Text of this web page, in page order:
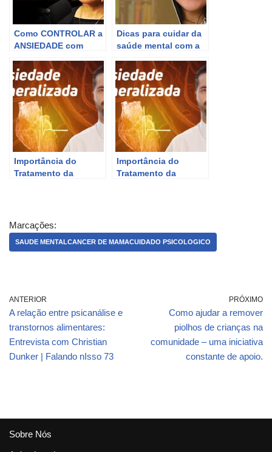
Como CONTROLAR a
ANSIEDADE com
PSICOLÓGICO | Dra.
Ana Beatriz Barbosa
Dicas para cuidar da
saúde mental com a
Importância do
Tratamento da
Importância do
Tratamento da
Marcações:
SAUDE MENTALCANCER DE MAMACUIDADO PSICOLOGICO
ANTERIOR
A relação entre psicanálise e
transtornos alimentares:
Entrevista com Christian
Dunker | Falando nIsso 73
PRÓXIMO
Como ajudar a remover
piolhos de crianças na
comunidade – uma iniciativa
constante de apoio.
Sobre Nós